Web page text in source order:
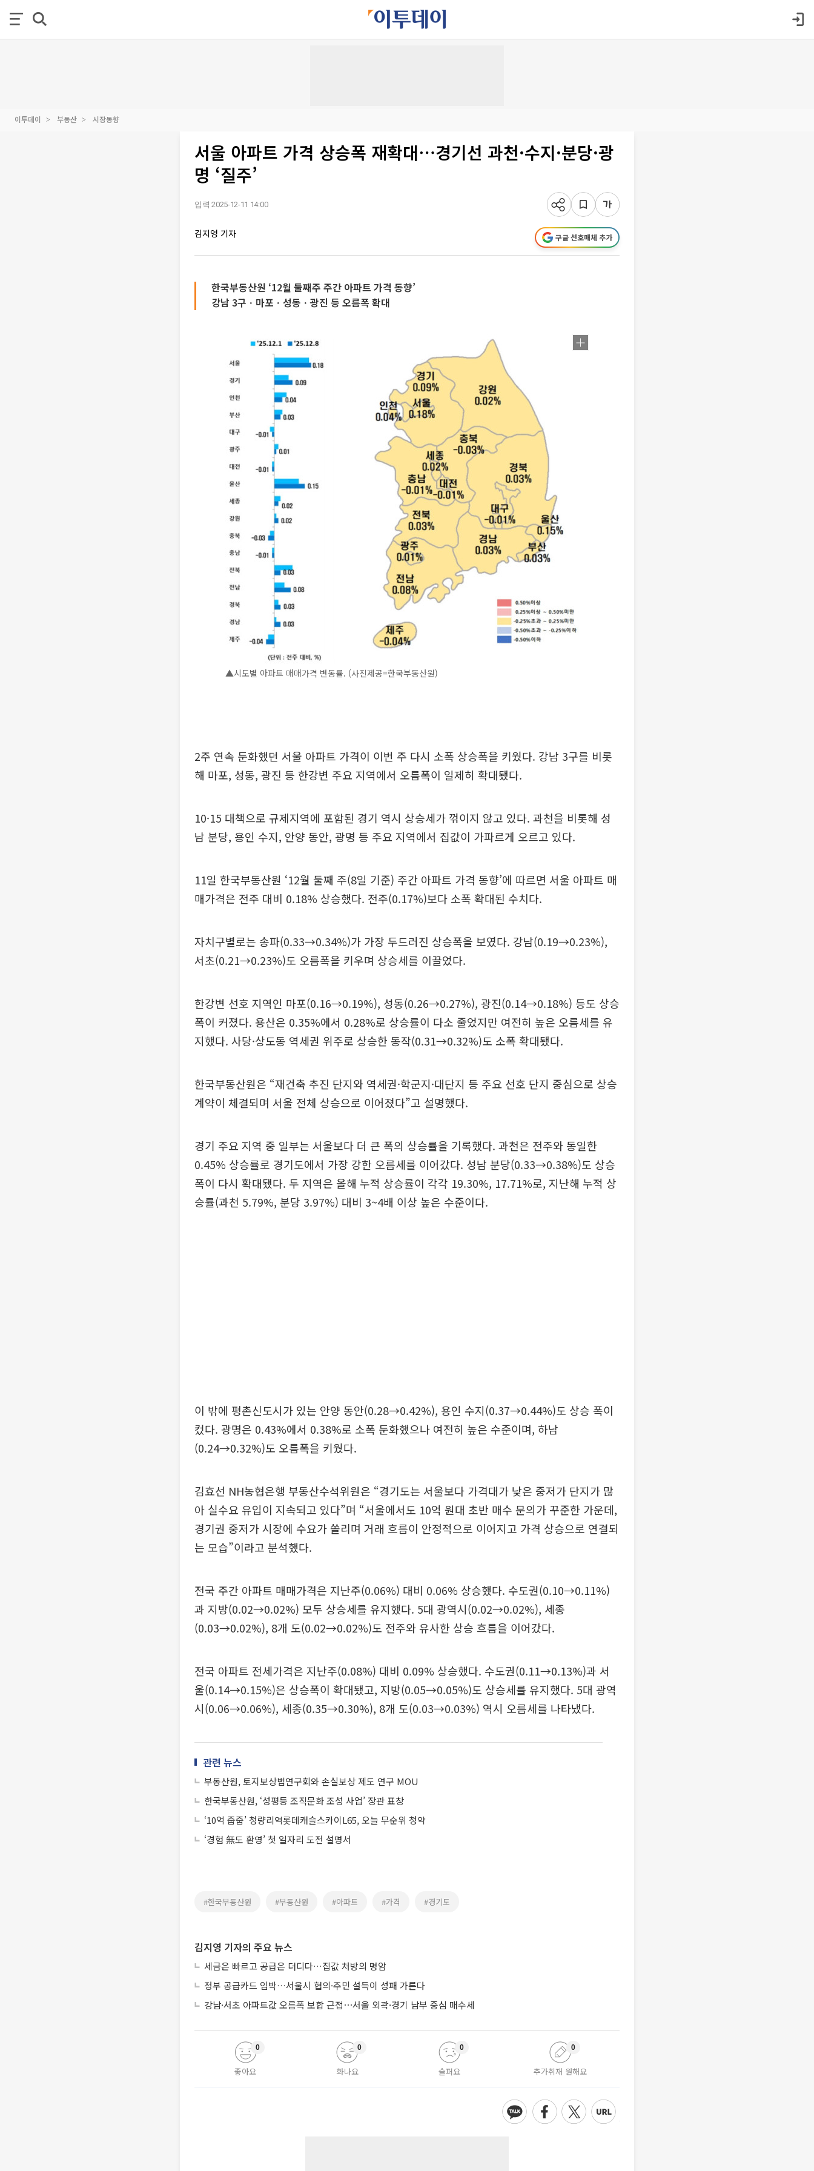
이투데이 부동산 시장동향
서울 아파트 가격 상승폭 재확대⋯경기선 과천·수지·분당·광
명 ‘질주’
입력 2025-12-11 14:00
김지영 기자 구글 선호매체 추가
한국부동산원 ‘12월 둘째주 주간 아파트 가격 동향’
강남 3구ㆍ마포ㆍ성동ㆍ광진 등 오름폭 확대
▲시도별 아파트 매매가격 변동률. (사진제공=한국부동산원)
2주 연속 둔화했던 서울 아파트 가격이 이번 주 다시 소폭 상승폭을 키웠다. 강남 3구를 비롯
해 마포, 성동, 광진 등 한강변 주요 지역에서 오름폭이 일제히 확대됐다.
10·15 대책으로 규제지역에 포함된 경기 역시 상승세가 꺾이지 않고 있다. 과천을 비롯해 성
남 분당, 용인 수지, 안양 동안, 광명 등 주요 지역에서 집값이 가파르게 오르고 있다.
11일 한국부동산원 ‘12월 둘째 주(8일 기준) 주간 아파트 가격 동향’에 따르면 서울 아파트 매
매가격은 전주 대비 0.18% 상승했다. 전주(0.17%)보다 소폭 확대된 수치다.
자치구별로는 송파(0.33→0.34%)가 가장 두드러진 상승폭을 보였다. 강남(0.19→0.23%),
서초(0.21→0.23%)도 오름폭을 키우며 상승세를 이끌었다.
한강변 선호 지역인 마포(0.16→0.19%), 성동(0.26→0.27%), 광진(0.14→0.18%) 등도 상승
폭이 커졌다. 용산은 0.35%에서 0.28%로 상승률이 다소 줄었지만 여전히 높은 오름세를 유
지했다. 사당·상도동 역세권 위주로 상승한 동작(0.31→0.32%)도 소폭 확대됐다.
한국부동산원은 “재건축 추진 단지와 역세권·학군지·대단지 등 주요 선호 단지 중심으로 상승
계약이 체결되며 서울 전체 상승으로 이어졌다”고 설명했다.
경기 주요 지역 중 일부는 서울보다 더 큰 폭의 상승률을 기록했다. 과천은 전주와 동일한
0.45% 상승률로 경기도에서 가장 강한 오름세를 이어갔다. 성남 분당(0.33→0.38%)도 상승
폭이 다시 확대됐다. 두 지역은 올해 누적 상승률이 각각 19.30%, 17.71%로, 지난해 누적 상
승률(과천 5.79%, 분당 3.97%) 대비 3~4배 이상 높은 수준이다.
이 밖에 평촌신도시가 있는 안양 동안(0.28→0.42%), 용인 수지(0.37→0.44%)도 상승 폭이
컸다. 광명은 0.43%에서 0.38%로 소폭 둔화했으나 여전히 높은 수준이며, 하남
(0.24→0.32%)도 오름폭을 키웠다.
김효선 NH농협은행 부동산수석위원은 “경기도는 서울보다 가격대가 낮은 중저가 단지가 많
아 실수요 유입이 지속되고 있다”며 “서울에서도 10억 원대 초반 매수 문의가 꾸준한 가운데,
경기권 중저가 시장에 수요가 쏠리며 거래 흐름이 안정적으로 이어지고 가격 상승으로 연결되
는 모습”이라고 분석했다.
전국 주간 아파트 매매가격은 지난주(0.06%) 대비 0.06% 상승했다. 수도권(0.10→0.11%)
과 지방(0.02→0.02%) 모두 상승세를 유지했다. 5대 광역시(0.02→0.02%), 세종
(0.03→0.02%), 8개 도(0.02→0.02%)도 전주와 유사한 상승 흐름을 이어갔다.
전국 아파트 전세가격은 지난주(0.08%) 대비 0.09% 상승했다. 수도권(0.11→0.13%)과 서
울(0.14→0.15%)은 상승폭이 확대됐고, 지방(0.05→0.05%)도 상승세를 유지했다. 5대 광역
시(0.06→0.06%), 세종(0.35→0.30%), 8개 도(0.03→0.03%) 역시 오름세를 나타냈다.
관련 뉴스
부동산원, 토지보상법연구회와 손실보상 제도 연구 MOU
한국부동산원, ‘성평등 조직문화 조성 사업’ 장관 표창
‘10억 줍줍’ 청량리역롯데캐슬스카이L65, 오늘 무순위 청약
‘경험 無도 환영’ 첫 일자리 도전 설명서
#한국부동산원 #부동산원 #아파트 #가격 #경기도
김지영 기자의 주요 뉴스
세금은 빠르고 공급은 더디다…집값 처방의 명암
정부 공급카드 임박…서울시 협의·주민 설득이 성패 가른다
강남·서초 아파트값 오름폭 보합 근접⋯서울 외곽·경기 남부 중심 매수세
좋아요
0
화나요
0
슬퍼요
0
추가취재 원해요
0